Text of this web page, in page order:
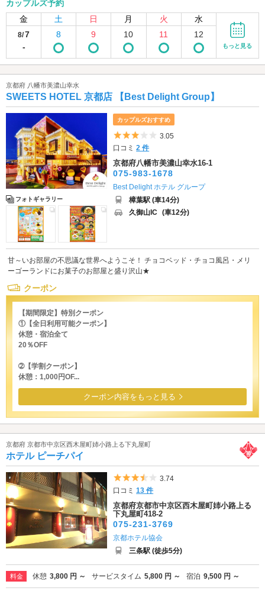
カップルズ予約
金
土 日 月 火 水
8/7
-
8 9 10 11 12
もっと見る
京都府 八幡市美濃山幸水
SWEETS HOTEL 京都店 【Best Delight Group】
フォトギャラリー
カップルズおすすめ
5つ星のうち3
3.05
口コミ2 件
京都府八幡市美濃山幸水16-1
075-983-1678
Best Delight ホテル グループ
樟葉駅 (車14分)
久御山IC (車12分)
甘～いお部屋の不思議な世界へようこそ！ チョコベッド・チョコ風呂・メリ
ーゴーランドにお菓子のお部屋と盛り沢山★
クーポン
【期間限定】特別クーポン
①【全日利用可能クーポン】
休憩・宿泊全て
20％OFF
➁【学割クーポン】
休憩：1,000円OF...
クーポン内容をもっと見る
京都府 京都市中京区西木屋町姉小路上る下丸屋町
ホテル ピーチパイ
5つ星のうち3.5
3.74
口コミ13 件
京都府京都市中京区西木屋町姉小路上る
下丸屋町418-2
075-231-3769
京都ホテル協会
三条駅 (徒歩5分)
料金 休憩 3,800 円 ～ サービスタイム 5,800 円 ～ 宿泊 9,500 円 ～